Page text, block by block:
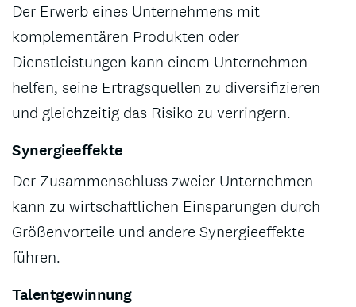
Der Erwerb eines Unternehmens mit
komplementären Produkten oder
Dienstleistungen kann einem Unternehmen
helfen, seine Ertragsquellen zu diversifizieren
und gleichzeitig das Risiko zu verringern.
Synergieeffekte
Der Zusammenschluss zweier Unternehmen
kann zu wirtschaftlichen Einsparungen durch
Größenvorteile und andere Synergieeffekte
führen.
Talentgewinnung